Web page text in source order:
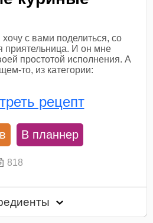
с вами поделиться, со
приятельница. И он мне
простотой исполнения. А
то, из категории:
рецепт
В планнер
818